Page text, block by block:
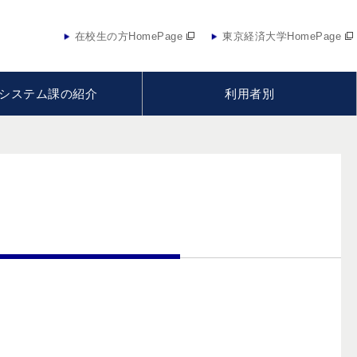
在校生の方HomePage 東京経済大学HomePage
ステム課の紹介 利用者別